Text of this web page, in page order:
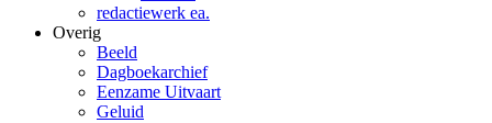
redactiewerk ea.
Overig
Beeld
Dagboekarchief
Eenzame Uitvaart
Geluid